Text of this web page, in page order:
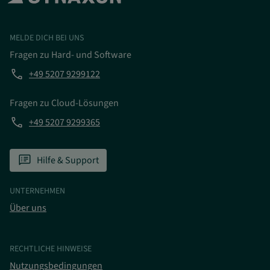
MELDE DICH BEI UNS
Fragen zu Hard- und Software
phone +49 5207 9299122
Fragen zu Cloud-Lösungen
phone +49 5207 9299365
speaker_notes Hilfe & Support
UNTERNEHMEN
Über uns
RECHTLICHE HINWEISE
Nutzungsbedingungen